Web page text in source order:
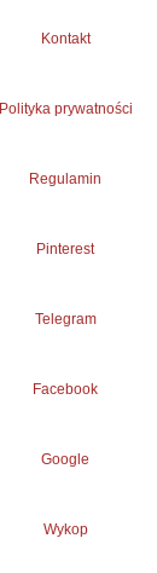
Kontakt
Polityka prywatności
Regulamin
Pinterest
Telegram
Facebook
Google
Wykop